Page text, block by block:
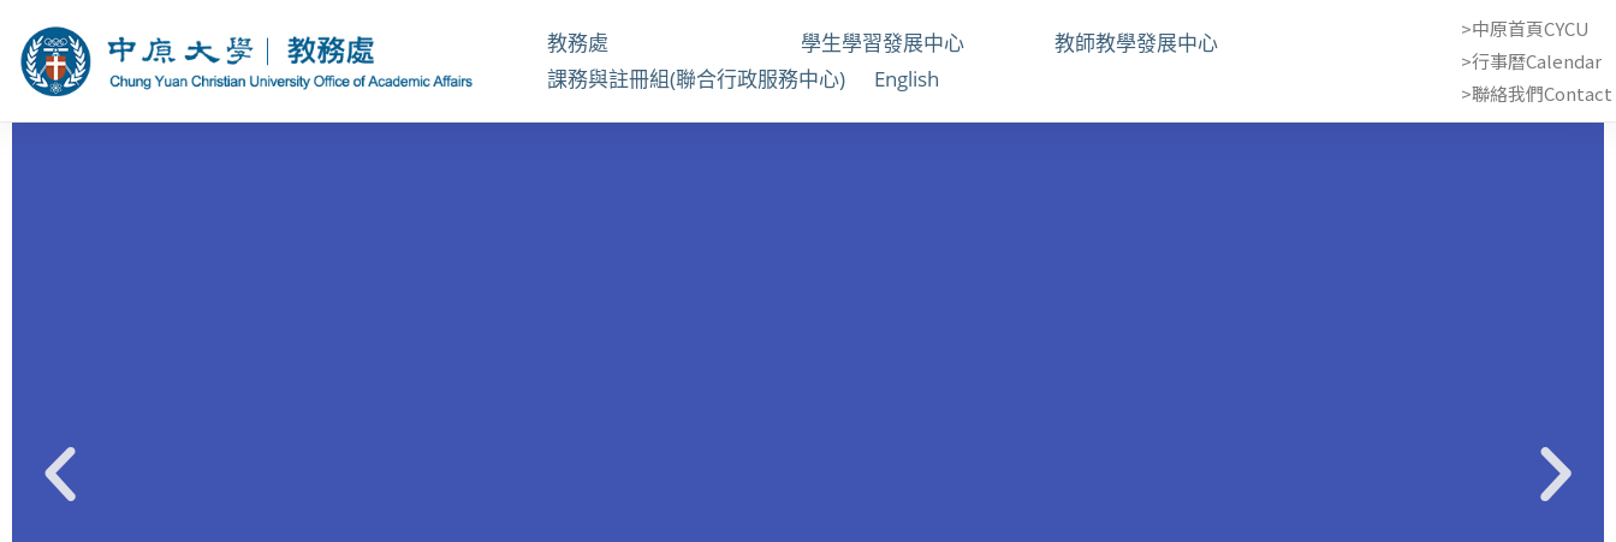
教務處 學生學習發展中心
教師教學發展中心
課務與註冊組(聯合行政服務中心)
English
>中原首頁CYCU
>行事曆Calendar
>聯絡我們Contact